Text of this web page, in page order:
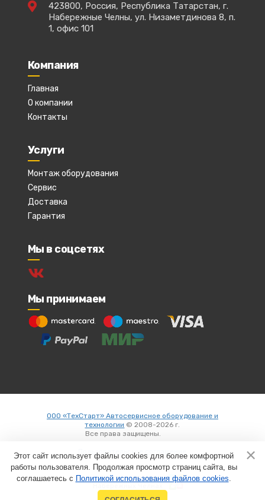
423800, Россия, Республика Татарстан, г.
Набережные Челны, ул. Низаметдинова 8, п.
1, офис 101
Компания
Главная
О компании
Контакты
Услуги
Монтаж оборудования
Сервис
Доставка
Гарантия
Мы в соцсетях
Мы принимаем
ООО «ТехСтарт» Автосервисное оборудование и
технологии © 2008-2026 г.
Все права защищены.
Пользовательское соглашение
Создание сайтов в
Этот сайт использует файлы cookies для более комфортной
работы пользователя. Продолжая просмотр страниц сайта, вы
соглашаетесь с Политикой использования файлов cookies.